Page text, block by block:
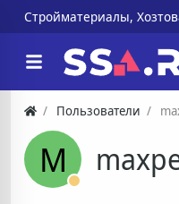
Стройматериалы,
Пользователи
M